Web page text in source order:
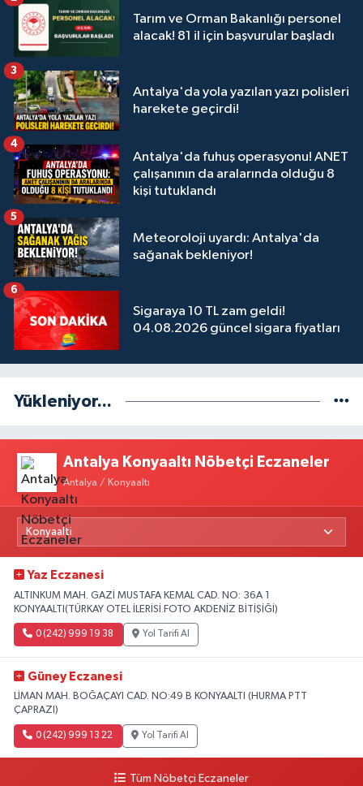
Tarım ve Orman Bakanlığı personel
alacak! 81 il için başvurular başladı
Antalya'da yola yazılan yazı polisleri
harekete geçirdi!
3
Antalya'da fuhuş operasyonu! ANET
çalışanının da aralarında olduğu 8
kişi tutuklandı
4
Meteoroloji uyardı: Antalya'da
sağanak bekleniyor!
5
Sigaraya 10 TL zam geldi!
04.08.2026 güncel sigara fiyatları
6
Yükleniyor...
Antalya Konyaaltı Nöbetçi Eczaneler
Antalya / Konyaaltı
Yaz Eczanesi
ALTINKUM MAH. GAZİ MUSTAFA KEMAL CAD. NO: 36A 1
KONYAALTI(TÜRKAY OTEL İLERİSİ.FOTO AKDENİZ BİTİŞİĞİ)
0 (242) 999 19 38 Yol Tarifi Al
Güney Eczanesi
LİMAN MAH. BOĞAÇAYI CAD. NO:49 B KONYAALTI (HURMA PTT
ÇAPRAZI)
0 (242) 999 13 22 Yol Tarifi Al
Tüm Nöbetçi Eczaneler